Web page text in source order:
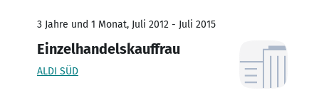
3 Jahre und 1 Monat, Juli 2012 - Juli 2015
Einzelhandelskauffrau
ALDI SÜD